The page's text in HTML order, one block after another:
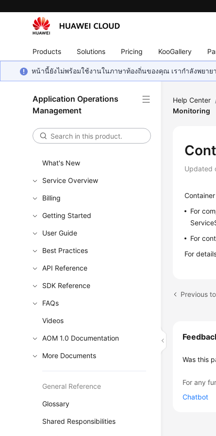
Products Solutions Pricing KooGallery
หน้านี้ยังไม่พร้อมใช้งานในภาษาท้องถิ่นของคุณ เรากำลังพยา
Application Operations
Management
What's New
Service Overview
Billing
Getting Started
User Guide
Best Practices
API Reference
SDK Reference
FAQs
Videos
AOM 1.0 Documentation
More Documents
General Reference
Glossary
Shared Responsibilities
Help Center
Monitoring
Updated
For
For
For
Previous
Was this
For any
Chatbot